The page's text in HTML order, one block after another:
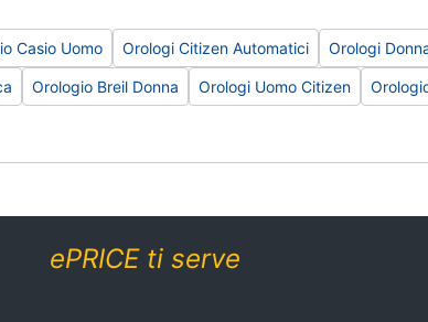
Casio Uomo Orologi Citizen Automatici Orologi
Orologio Breil Donna Orologi Uomo Citizen
ePRICE ti serve